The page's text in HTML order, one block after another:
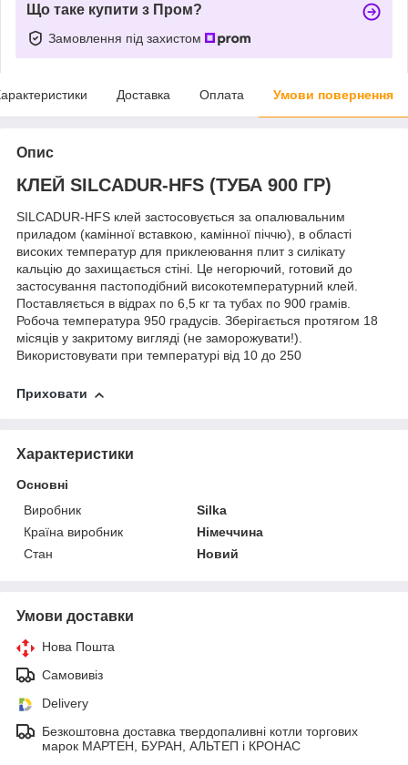
Що таке купити з Пром?
Замовлення під захистом
Доставка Оплата Умови повернення
Опис
КЛЕЙ SILCADUR-HFS (ТУБА 900 ГР)
SILCADUR-HFS клей застосовується за опалювальним
приладом (камінної вставкою, камінної піччю), в області
високих температур для приклеювання плит з силікату
кальцію до захищається стіні. Це негорючий, готовий до
застосування пастоподібний високотемпературний клей.
Поставляється в відрах по 6,5 кг та тубах по 900 грамів.
Робоча температура 950 градусів. Зберігається протягом 18
місяців у закритому вигляді (не заморожувати!).
Використовувати при температурі від 10 до 250
Приховати
Характеристики
Основні
Виробник
Silka
Країна виробник
Німеччина
Стан
Новий
Умови доставки
Нова Пошта
Самовивіз
Delivery
Безкоштовна доставка твердопаливні котли торгових
марок МАРТЕН, БУРАН, АЛЬТЕП і КРОНАС